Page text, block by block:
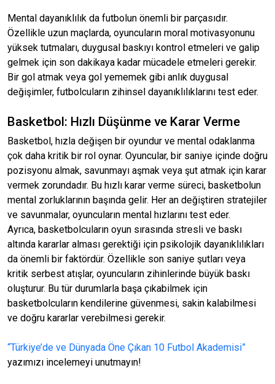
Mental dayanıklılık da futbolun önemli bir parçasıdır.
Özellikle uzun maçlarda, oyuncuların moral motivasyonunu
yüksek tutmaları, duygusal baskıyı kontrol etmeleri ve galip
gelmek için son dakikaya kadar mücadele etmeleri gerekir.
Bir gol atmak veya gol yememek gibi anlık duygusal
değişimler, futbolcuların zihinsel dayanıklılıklarını test eder.
Basketbol: Hızlı Düşünme ve Karar Verme
Basketbol, hızla değişen bir oyundur ve mental odaklanma
çok daha kritik bir rol oynar. Oyuncular, bir saniye içinde doğru
pozisyonu almak, savunmayı aşmak veya şut atmak için karar
vermek zorundadır. Bu hızlı karar verme süreci, basketbolun
mental zorluklarının başında gelir. Her an değiştiren stratejiler
ve savunmalar, oyuncuların mental hızlarını test eder.
Ayrıca, basketbolcuların oyun sırasında stresli ve baskı
altında kararlar alması gerektiği için psikolojik dayanıklılıkları
da önemli bir faktördür. Özellikle son saniye şutları veya
kritik serbest atışlar, oyuncuların zihinlerinde büyük baskı
oluşturur. Bu tür durumlarla başa çıkabilmek için
basketbolcuların kendilerine güvenmesi, sakin kalabilmesi
ve doğru kararlar verebilmesi gerekir.
“Türkiye’de ve Dünyada Öne Çıkan 10 Futbol Akademisi”
yazımızı incelemeyi unutmayın!